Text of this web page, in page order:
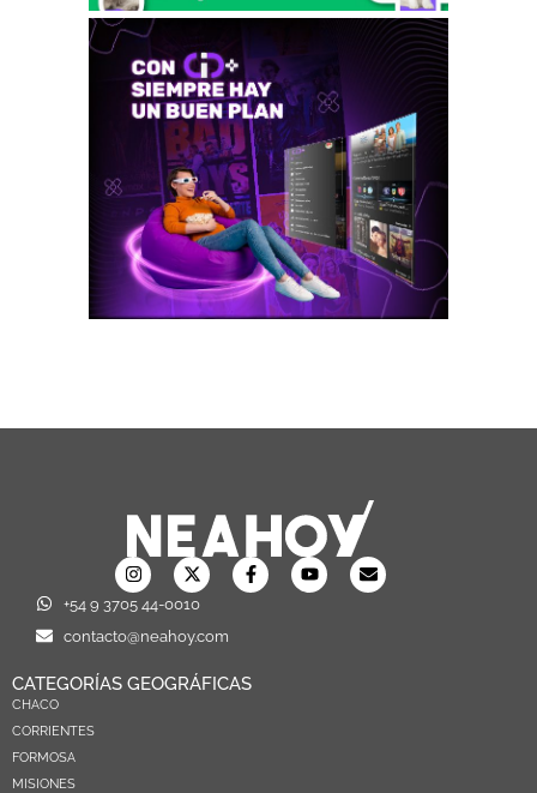
+54 9 3705 44-0010
contacto@neahoy.com
CATEGORÍAS GEOGRÁFICAS
CHACO
CORRIENTES
FORMOSA
MISIONES